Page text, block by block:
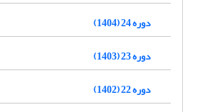
دوره 24 (1404)
دوره 23 (1403)
دوره 22 (1402)